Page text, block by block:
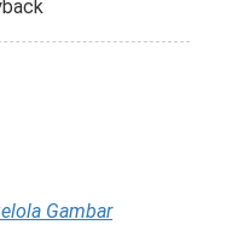
Gambar